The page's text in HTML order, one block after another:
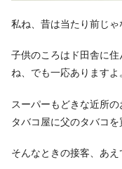
私ね、昔は当たり前じゃ
子供のころはド田舎に
ね、でも一応ありますよ。
スーパーもどきな近所
タバコ屋に父のタバコ
そんなときの接客、あえ